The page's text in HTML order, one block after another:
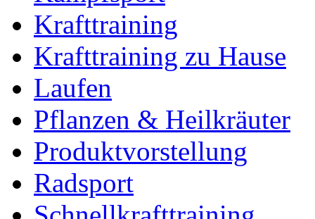
Krafttraining
Krafttraining zu Hause
Laufen
Pflanzen & Heilkräuter
Produktvorstellung
Radsport